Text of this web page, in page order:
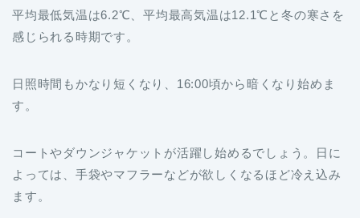
平均最低気温は6.2℃、平均最高気温は12.1℃と冬の寒さを
感じられる時期です。
日照時間もかなり短くなり、16:00頃から暗くなり始めま
す。
コートやダウンジャケットが活躍し始めるでしょう。日に
よっては、手袋やマフラーなどが欲しくなるほど冷え込み
ます。